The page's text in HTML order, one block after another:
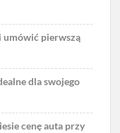
umówić pierwszą
dla swojego
cenę auta przy